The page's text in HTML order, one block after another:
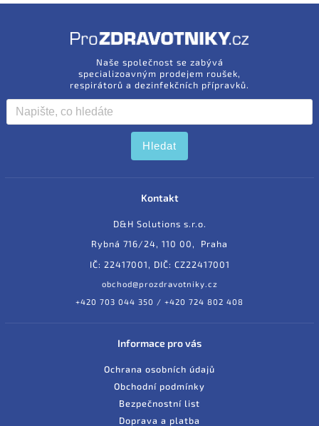
Naše společnost se zabývá
specializoavným prodejem roušek,
respirátorů a dezinfekčních přípravků.
Hledat
Kontakt
D&H Solutions s.r.o.
Rybná 716/24, 110 00, Praha
IČ: 22417001, DIČ: CZ22417001
obchod@prozdravotniky.cz
+420 703 044 350 / +420 724 802 408
Informace pro vás
Ochrana osobních údajů
Obchodní podmínky
Bezpečnostní list
Doprava a platba